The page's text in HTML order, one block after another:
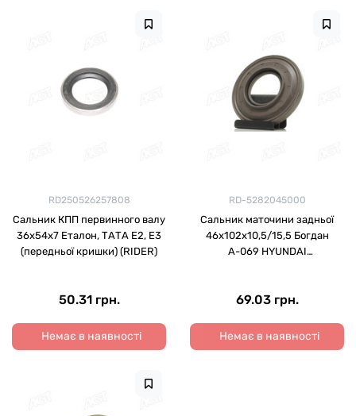
RD250526257808
Сальник КПП первинного валу
36х54х7 Еталон, ТАТА Е2, Е3
(передньої кришки) (RIDER)
50.31 грн.
Немає в наявності
RD-5282045000
Сальник маточини задньої
46х102х10,5/15,5 Богдан
А-069 HYUNDAI
69.03 грн.
Немає в наявності